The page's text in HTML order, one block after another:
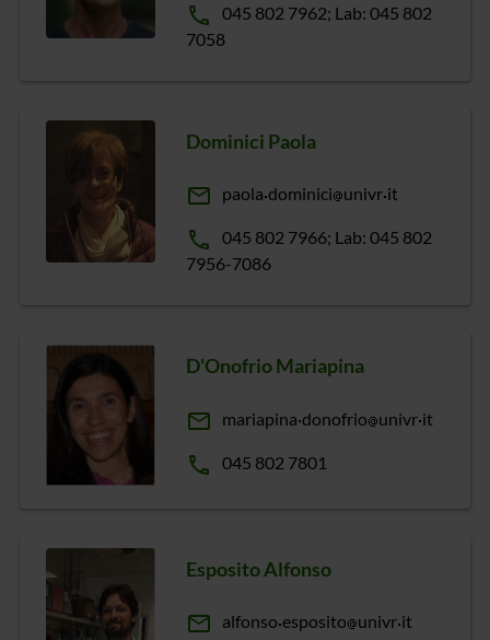
phone
045 802 7962; Lab: 045 802
7058
Dominici Paola
email paola dominici univr it
phone
045 802 7966; Lab: 045 802
7956-7086
D'Onofrio Mariapina
email mariapina donofrio univr it
phone 045 802 7801
Esposito Alfonso
email alfonso esposito univr it